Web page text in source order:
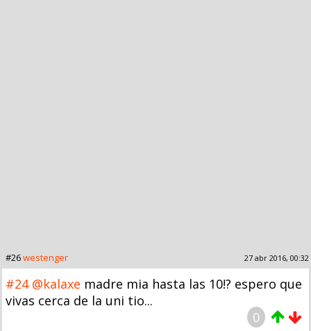
#26westenger 27 abr 2016, 00:32
#24 @kalaxe madre mia hasta las 10!? espero que
vivas cerca de la uni tio...
0